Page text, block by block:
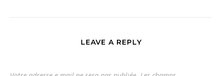
LEAVE A REPLY